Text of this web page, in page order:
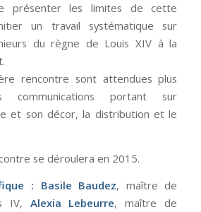
présenter les limites de cette
un travail systématique sur
du règne de Louis XIV à la
rencontre sont attendues plus
communications portant sur
et son décor, la distribution et le
se déroulera en 2015.
: Basile Baudez, maître de
IV, Alexia Lebeurre, maître de